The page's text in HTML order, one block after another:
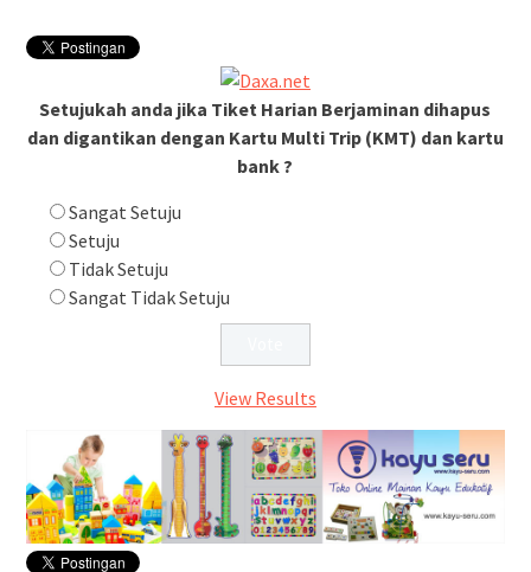
Setujukah anda jika Tiket Harian Berjaminan dihapus
dan digantikan dengan Kartu Multi Trip (KMT) dan kartu
bank ?
Sangat Setuju
Setuju
Tidak Setuju
Sangat Tidak Setuju
View Results